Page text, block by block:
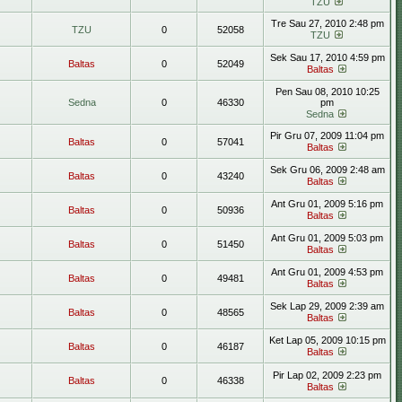
TZU 0 52058
Tre Sau 27, 2010 2:48 pm
TZU
Baltas 0 52049
Sek Sau 17, 2010 4:59 pm
Baltas
Sedna 0 46330
Pen Sau 08, 2010 10:25
pm
Sedna
Baltas 0 57041
Pir Gru 07, 2009 11:04 pm
Baltas
Baltas 0 43240
Sek Gru 06, 2009 2:48 am
Baltas
Baltas 0 50936
Ant Gru 01, 2009 5:16 pm
Baltas
Baltas 0 51450
Ant Gru 01, 2009 5:03 pm
Baltas
Baltas 0 49481
Ant Gru 01, 2009 4:53 pm
Baltas
Baltas 0 48565
Sek Lap 29, 2009 2:39 am
Baltas
Baltas 0 46187
Ket Lap 05, 2009 10:15 pm
Baltas
Baltas 0 46338
Pir Lap 02, 2009 2:23 pm
Baltas